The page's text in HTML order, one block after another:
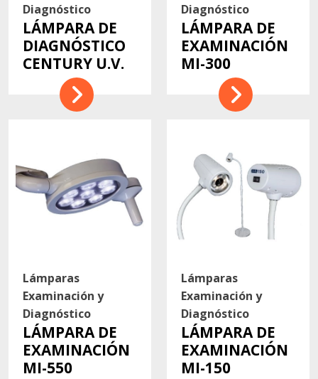
Diagnóstico
LÁMPARA DE
DIAGNÓSTICO
CENTURY U.V.
Diagnóstico
LÁMPARA DE
EXAMINACIÓN
MI-300
Lámparas
Examinación y
Diagnóstico
LÁMPARA DE
EXAMINACIÓN
MI-550
Lámparas
Examinación y
Diagnóstico
LÁMPARA DE
EXAMINACIÓN
MI-150